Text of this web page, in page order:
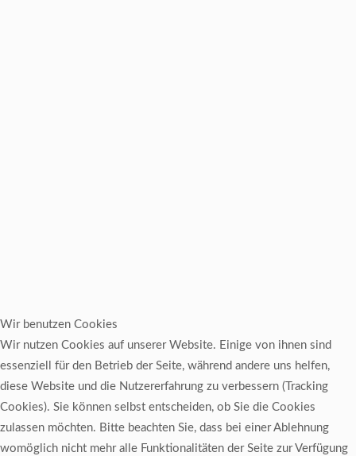
Wir benutzen Cookies
Wir nutzen Cookies auf unserer Website. Einige von ihnen sind
essenziell für den Betrieb der Seite, während andere uns helfen,
diese Website und die Nutzererfahrung zu verbessern (Tracking
Cookies). Sie können selbst entscheiden, ob Sie die Cookies
zulassen möchten. Bitte beachten Sie, dass bei einer Ablehnung
womöglich nicht mehr alle Funktionalitäten der Seite zur Verfügung